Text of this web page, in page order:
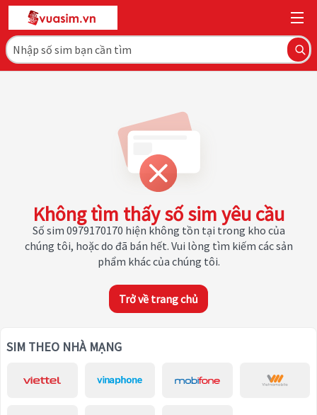
Không tìm thấy số sim yêu cầu
Số sim 0979170170 hiện không tồn tại trong kho của
chúng tôi, hoặc do đã bán hết. Vui lòng tìm kiếm các sản
phẩm khác của chúng tôi.
Trở về trang chủ
SIM THEO NHÀ MẠNG